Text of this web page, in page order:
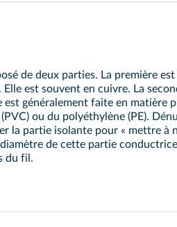
de deux parties. La première
est souvent en cuivre. La
est généralement faite en matière
ou du polyéthylène (PE).
la partie isolante pour « mettre à
de cette partie
du fil.